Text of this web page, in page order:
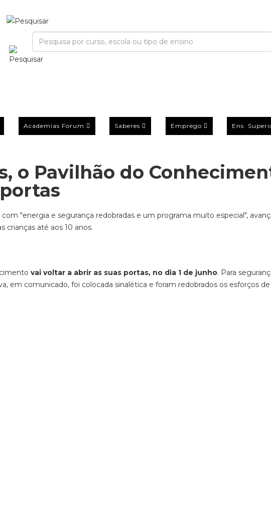
Academias Forum Saberes Emprego Ens.
o Pavilhão do
com "energia e segurança redobradas e um programa muito especial",
crianças até aos 10 anos.
vai voltar a abrir as suas portas, no dia 1 de junho. Para
em comunicado, foi colocada sinalética e foram redobrados os esforços de